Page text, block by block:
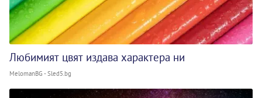
Любимият цвят издава характера ни
MelomanBG - Sled5.bg